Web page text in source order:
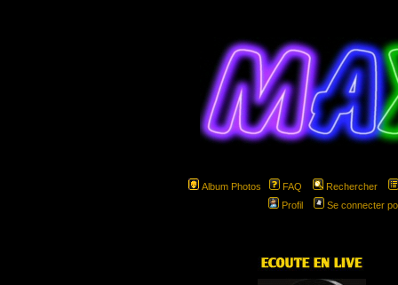
Album Photos FAQ
Rechercher
Profil
Se connecter